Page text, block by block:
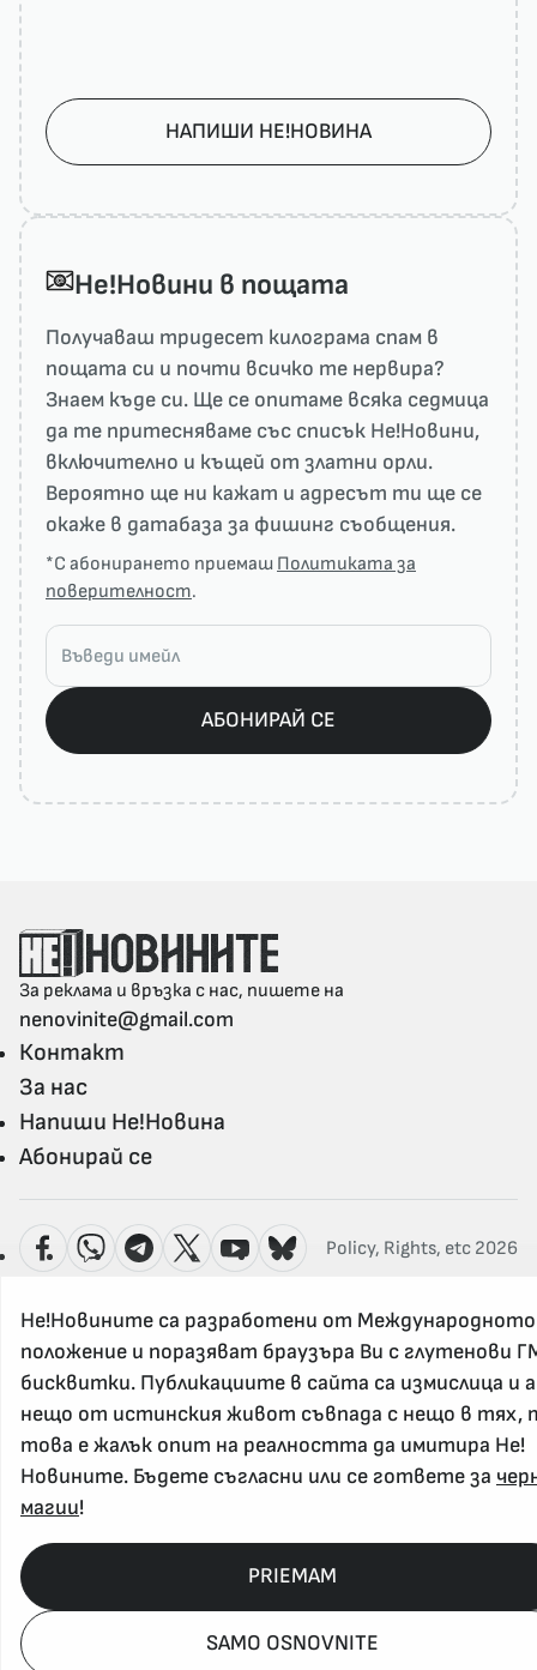
НАПИШИ НЕ!НОВИНА
He!Новини в пощата
Получаваш тридесет килограма спам в
пощата си и почти всичко те нервира?
Знаем къде си. Ще се опитаме всяка седмица
да те притесняваме със списък He!Новини,
включително и къщей от златни орли.
Вероятно ще ни кажат и адресът ти ще се
окаже в датабаза за фишинг съобщения.
*С абонирането приемаш Политиката за
поверителност.
АБОНИРАЙ СЕ
За реклама и връзка с нас, пишете на
nenovinite@gmail.com
Контакт
За нас
Напиши Не!Новина
Абонирай се
Policy, Rights, etc 2026
Не!Новините са разработени от Международното
положение и поразяват браузъра Ви с глутенови
бисквитки. Публикациите в сайта са измислица и
нещо от истинския живот съвпада с нещо в тях,
това е жалък опит на реалността да имитира Не!
Новините. Бъдете съгласни или се гответе за
магии!
SAMO OSNOVNITE
PRIEMAM